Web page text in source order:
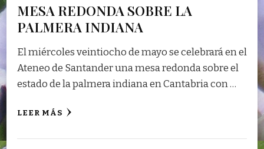
MESA REDONDA SOBRE LA
PALMERA INDIANA
El miércoles veintiocho de mayo se celebrará en el
Ateneo de Santander una mesa redonda sobre el
estado de la palmera indiana en Cantabria con …
LEER MÁS